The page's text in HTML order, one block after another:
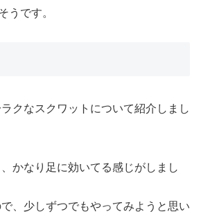
うです。
クなスクワットについて紹介しまし
かなり足に効いてる感じがしまし
、少しずつでもやってみようと思い